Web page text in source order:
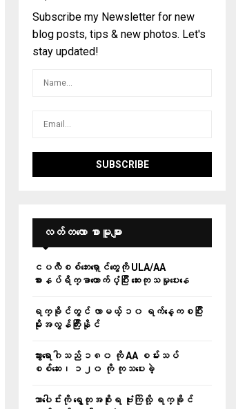
Subscribe my Newsletter for new
blog posts, tips & new photos. Let's
stay updated!
လတ်တ‌လော စာမူများ
ငပလီစစ်ဘေးရှောင်တွေကို ULA/AA
စားနပ်ရိက္ခာထောက်ပံ့ပြီး ဆေးကုသမှုပေးနေ
ရက္ခိုင်တွင် လာမယ့် ၁၀ ရက်နေ့ကစပြီး
မိုးအလွန်ကြီးနိုင်
သွားရောဂါသည် ၁၈၀ ကို AA စမ်းသပ်
စစ်ဆေး၊ ၁၂၀ ကို ကုသပေးခဲ့
သာပေါင်းကို ရွေတုအစိုးရ ဗုံးကြဲလို့ ရက္ခိုင်